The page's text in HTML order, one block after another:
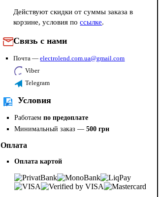
Действуют скидки от суммы заказа в
корзине, условия поссылке.
Связь с нами
Почта —electrolend.com.ua@gmail.com
Viber
Telegram
Условия
Работаемпо предоплате
Минимальный заказ —500 грн
Оплата
Оплата картой